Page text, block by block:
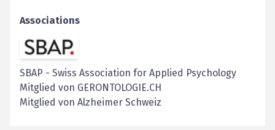
Associations
SBAP - Swiss Association for Applied Psychology
Mitglied von GERONTOLOGIE.CH
Mitglied von Alzheimer Schweiz